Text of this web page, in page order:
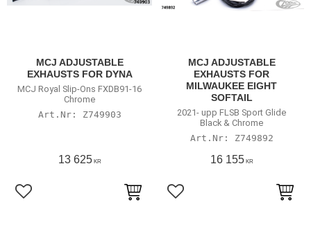
MCJ ADJUSTABLE
EXHAUSTS FOR DYNA
MCJ Royal Slip-Ons FXDB91-16
Chrome
Z749903
13 625KR
Lägg till i favoriter
MCJ ADJUSTABLE
EXHAUSTS FOR
MILWAUKEE EIGHT
SOFTAIL
2021- upp FLSB Sport Glide
Black & Chrome
Z749892
16 155KR
Lägg till i favoriter